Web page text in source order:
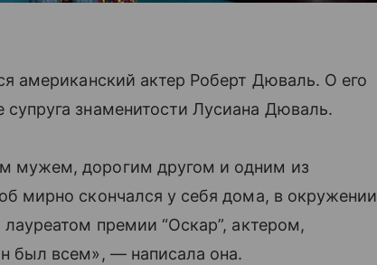
американский актер Роберт Дюваль. О его
знаменитости Лусиана Дюваль.
мужем, дорогим другом и одним из
мирно скончался у себя дома, в окружении
премии “Оскар”, актером,
был всем», — написала она.